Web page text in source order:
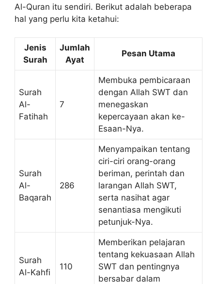
Al-Quran itu sendiri. Berikut adalah beberapa
hal yang perlu kita ketahui:
Jenis
Surah
Jumlah
Ayat
Pesan Utama
Surah
Al-
Fatihah
7
Membuka pembicaraan
dengan Allah SWT dan
menegaskan
kepercayaan akan ke-
Esaan-Nya.
Surah
Al-
Baqarah
286
Menyampaikan tentang
ciri-ciri orang-orang
beriman, perintah dan
larangan Allah SWT,
serta nasihat agar
senantiasa mengikuti
petunjuk-Nya.
Surah
Al-Kahfi
110
Memberikan pelajaran
tentang kekuasaan Allah
SWT dan pentingnya
bersabar dalam